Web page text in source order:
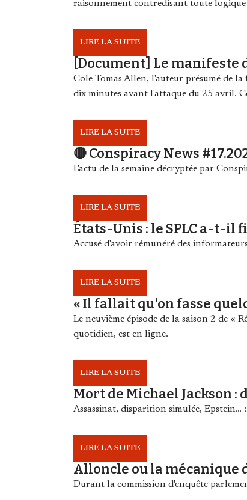
raisonnement contredisant toute logique
LIRE LA SUITE
[Document] Le manifeste
Cole Tomas Allen, l'auteur présumé de
dix minutes avant l'attaque du 25 avril.
LIRE LA SUITE
🔴 Conspiracy News
L'actu de la semaine décryptée par
LIRE LA SUITE
États-Unis : le SPLC a-t-il
Accusé d'avoir rémunéré des
LIRE LA SUITE
« Il fallait qu'on fasse
Le neuvième épisode de la saison 2 de «
quotidien, est en ligne.
LIRE LA SUITE
Mort de Michael Jackson
Assassinat, disparition simulée,
LIRE LA SUITE
Alloncle ou la mécanique
Durant la commission d'enquête